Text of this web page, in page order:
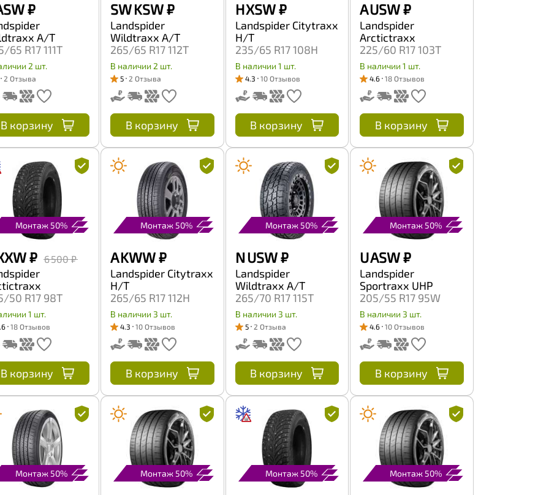
₽
A/T
65 R17 111T
2 шт.
2 Отзыва
В корзину
SW KSW₽
Landspider
Wildtraxx A/T
265/65 R17 112T
В наличии 2 шт.
5 2 Отзыва
В корзину
H XSW₽
Landspider Citytraxx
H/T
235/65 R17 108H
В наличии 1 шт.
4.3 10 Отзывов
В корзину
A USW₽
Landspider
Arctictraxx
225/60 R17 103T
В наличии 1 шт.
4.6 18 Отзывов
В корзину
Монтаж 50%
₽ 6 500 ₽
50 R17 98T
1 шт.
18 Отзывов
В корзину
Монтаж 50%
A KWW₽
Landspider Citytraxx
H/T
265/65 R17 112H
В наличии 3 шт.
4.3 10 Отзывов
В корзину
Монтаж 50%
N USW₽
Landspider
Wildtraxx A/T
265/70 R17 115T
В наличии 3 шт.
5 2 Отзыва
В корзину
Монтаж 50%
U ASW₽
Landspider
Sportraxx UHP
205/55 R17 95W
В наличии 3 шт.
4.6 10 Отзывов
В корзину
Монтаж 50% Монтаж 50% Монтаж 50% Монтаж 50%